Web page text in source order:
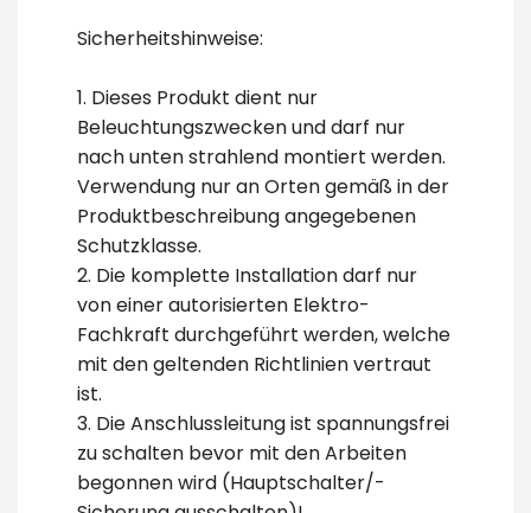
Sicherheitshinweise:
1. Dieses Produkt dient nur
Beleuchtungszwecken und darf nur
nach unten strahlend montiert werden.
Verwendung nur an Orten gemäß in der
Produktbeschreibung angegebenen
Schutzklasse.
2. Die komplette Installation darf nur
von einer autorisierten Elektro-
Fachkraft durchgeführt werden, welche
mit den geltenden Richtlinien vertraut
ist.
3. Die Anschlussleitung ist spannungsfrei
zu schalten bevor mit den Arbeiten
begonnen wird (Hauptschalter/-